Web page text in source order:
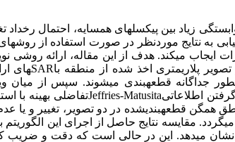
زیاد بین پیکسل­های همسایه، احتمال
به نتایج موردنظر در صورت استفاده از
ایجاب می­کند. هدف از این مقاله، ارائه
هایSARپلاریمتری اخذ شده از منطقه با
به­طور جداگانه قطعه­بندی می­شوند. سپس از میان
تفاضلی بهینه باJeffries-Matusitaاطلاعاتی
همگن قطعه­بندی­شده در دو تصویر، تغییر و یا
نشان می­دهد. این در حالی است که دقت و ضریب